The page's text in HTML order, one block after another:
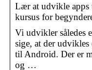
Lær at udvikle
kursus for
Vi udvikler således
sige, at der
til Android. Der er
og …